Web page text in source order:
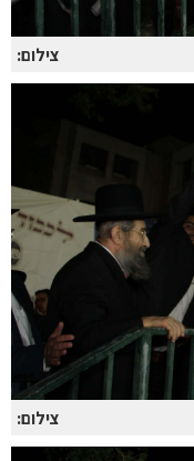
צילום:
צילום: